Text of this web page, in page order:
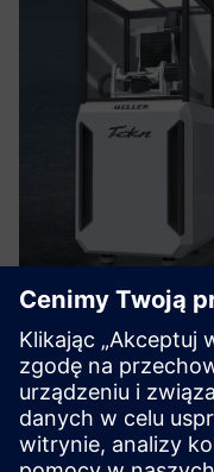
HELLER
Perfect
Kompaktowa maszyna